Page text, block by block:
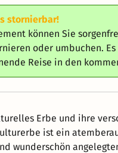
stornierbar!
können Sie
oder umbuchen.
Reise in den
Erbe und ihre
ist ein
wunderschön